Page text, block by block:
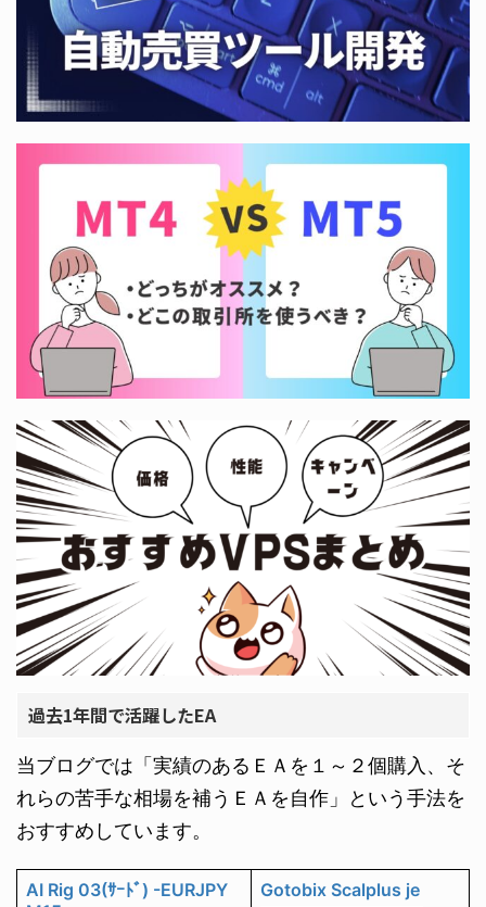
過去1年間で活躍したEA
当ブログでは「実績のあるＥＡを１～２個購入、そ
れらの苦手な相場を補うＥＡを自作」という手法を
おすすめしています。
AI Rig 03(ｻｰﾄﾞ) -EURJPY
Gotobix Scalplus je